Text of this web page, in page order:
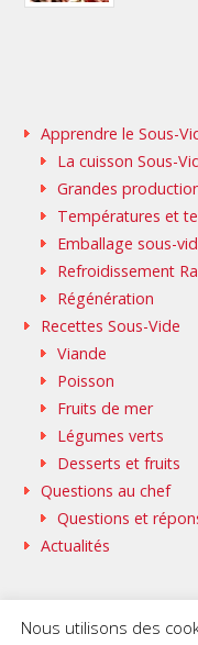
Apprendre le Sous-
La cuisson Sous-
Grandes
Températures et
Emballage sous-
Refroidissement
Régénération
Recettes Sous-Vide
Viande
Poisson
Fruits de mer
Légumes verts
Desserts et fruits
Questions au chef
Questions et
Actualités
Nous utilisons des